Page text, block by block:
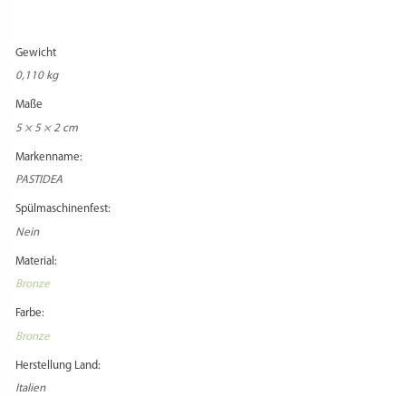
Gewicht
0,110 kg
Maße
5 × 5 × 2 cm
Markenname:
PASTIDEA
Spülmaschinenfest:
Nein
Material:
Bronze
Farbe:
Bronze
Herstellung Land:
Italien